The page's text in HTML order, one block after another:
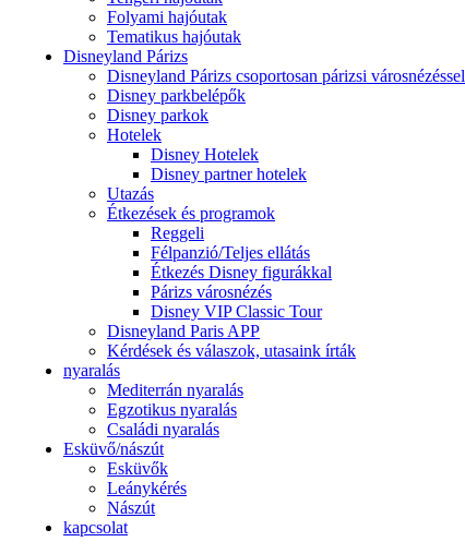
Folyami hajóutak
Tematikus hajóutak
Disneyland Párizs
Disneyland Párizs csoportosan párizsi városnézéssel
Disney parkbelépők
Disney parkok
Hotelek
Disney Hotelek
Disney partner hotelek
Utazás
Étkezések és programok
Reggeli
Félpanzió/Teljes ellátás
Étkezés Disney figurákkal
Párizs városnézés
Disney VIP Classic Tour
Disneyland Paris APP
Kérdések és válaszok, utasaink írták
nyaralás
Mediterrán nyaralás
Egzotikus nyaralás
Családi nyaralás
Esküvő/nászút
Esküvők
Leánykérés
Nászút
kapcsolat